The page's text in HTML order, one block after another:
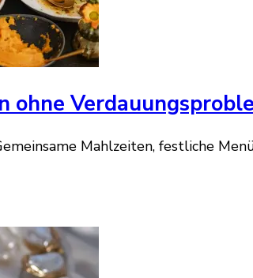
ohne
Mahlzeiten, festliche